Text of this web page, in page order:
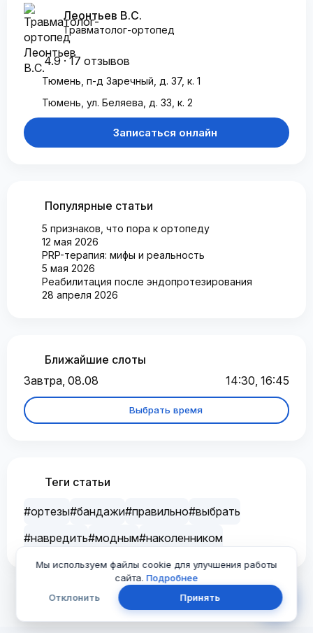
Леонтьев В.С.
Травматолог-ортопед
4.9 · 17 отзывов
Тюмень, п-д Заречный, д. 37, к. 1
Тюмень, ул. Беляева, д. 33, к. 2
Записаться онлайн
Популярные статьи
5 признаков, что пора к ортопеду
12 мая 2026
PRP-терапия: мифы и реальность
5 мая 2026
Реабилитация после эндопротезирования
28 апреля 2026
Ближайшие слоты
Завтра, 08.08
14:30, 16:45
Выбрать время
Теги статьи
#ортезы#бандажи#правильно#выбрать
#навредить#модным#наколенником
Мы используем файлы cookie для улучшения работы
сайта.Подробнее
Отклонить
Принять